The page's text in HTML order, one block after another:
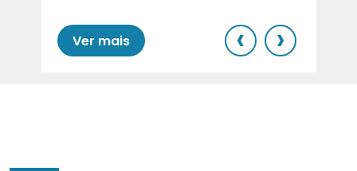
Ver mais ‹ ›